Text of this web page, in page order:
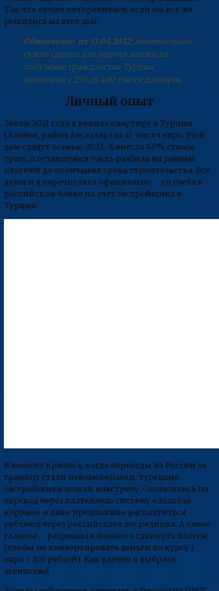
Так что лучше поторопиться, если вы все же
решились на этот шаг.
Обновление от 13.04.2022: минимальная
сумма сделки для подачи заявки на
получение гражданства Турции
увеличена с 250 до 400 тысяч долларов.
Личный опыт
Летом 2021 года я купила квартиру в Турции
(Аланья, район Авсаллар) за 45 тысяч евро. Мой
дом сдадут осенью 2022. Я внесла 40% суммы
сразу, а оставшуюся часть разбила на равные
платежи до окончания срока строительства. Все
деньги я перечисляла официально – со счета в
российском банке на счет застройщика в
Турции.
В момент кризиса, когда переводы из России за
границу стали невозможными, турецкие
застройщики пошли навстречу. Согласились на
перевод через платежную систему «Золотая
корона» и даже предложили расплатиться
рублями через российского посредника. А самое
главное – разрешили немного сдвинуть платеж
(чтобы не конвертировать деньги по курсу 1
евро = 150 рублей). Как удачно я выбрала
агентство!